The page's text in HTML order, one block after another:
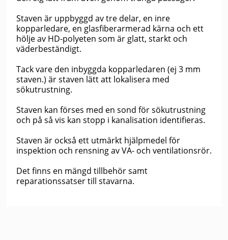
Staven är uppbyggd av tre delar, en inre
kopparledare, en glasfiberarmerad kärna och ett
hölje av HD-polyeten som är glatt, starkt och
väderbeständigt.
Tack vare den inbyggda kopparledaren (ej 3 mm
staven.) är staven lätt att lokalisera med
sökutrustning.
Staven kan förses med en sond för sökutrustning
och på så vis kan stopp i kanalisation identifieras.
Staven är också ett utmärkt hjälpmedel för
inspektion och rensning av VA- och ventilationsrör.
Det finns en mängd tillbehör samt
reparationssatser till stavarna.